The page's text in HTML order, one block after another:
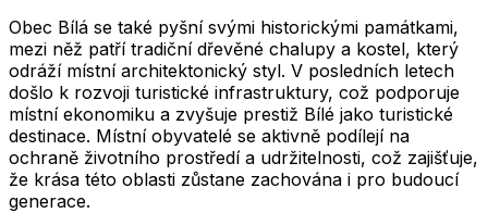
Obec Bílá se také pyšní svými historickými památkami,
mezi něž patří tradiční dřevěné chalupy a kostel, který
odráží místní architektonický styl. V posledních letech
došlo k rozvoji turistické infrastruktury, což podporuje
místní ekonomiku a zvyšuje prestiž Bílé jako turistické
destinace. Místní obyvatelé se aktivně podílejí na
ochraně životního prostředí a udržitelnosti, což zajišťuje,
že krása této oblasti zůstane zachována i pro budoucí
generace.